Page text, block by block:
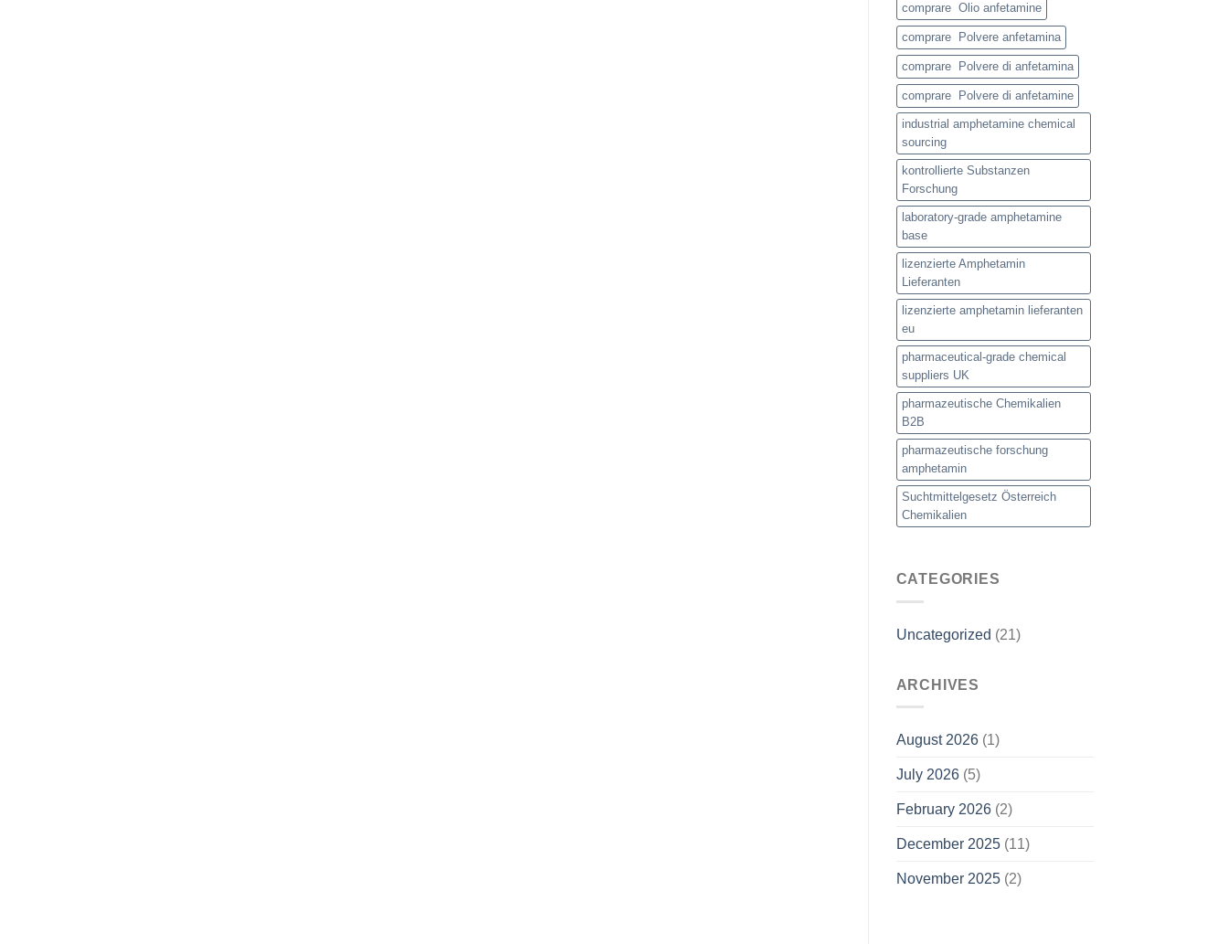
comprare Olio anfetamine
comprare Polvere anfetamina
comprare Polvere di anfetamina
comprare Polvere di anfetamine
industrial amphetamine chemical
sourcing
kontrollierte Substanzen
Forschung
laboratory-grade amphetamine
base
lizenzierte Amphetamin
Lieferanten
lizenzierte amphetamin lieferanten
eu
pharmaceutical-grade chemical
suppliers UK
pharmazeutische Chemikalien
B2B
pharmazeutische forschung
amphetamin
Suchtmittelgesetz Österreich
Chemikalien
CATEGORIES
Uncategorized (21)
ARCHIVES
August 2026(1)
July 2026(5)
February 2026(2)
December 2025(11)
November 2025(2)